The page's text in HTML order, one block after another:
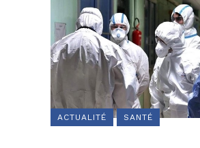
ACTUALITÉ SANTÉ